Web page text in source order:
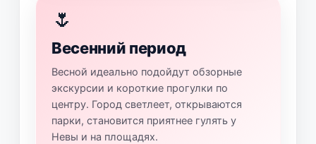
🌷
Весенний период
Весной идеально подойдут обзорные
экскурсии и короткие прогулки по
центру. Город светлеет, открываются
парки, становится приятнее гулять у
Невы и на площадях.